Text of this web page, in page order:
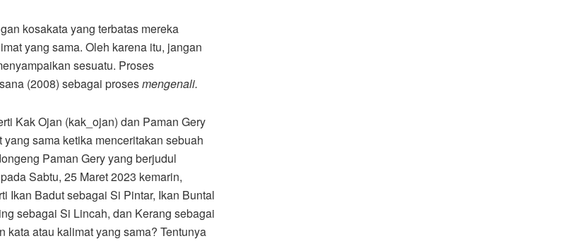
kosakata yang terbatas mereka
yang sama. Oleh karena itu, jangan
sesuatu. Proses
(2008) sebagai prosesmengenali.
Kak Ojan (kak_ojan) dan Paman Gery
sama ketika menceritakan sebuah
Paman Gery yang berjudul
Sabtu, 25 Maret 2023 kemarin,
Ikan Badut sebagai Si Pintar, Ikan Buntal
sebagai Si Lincah, dan Kerang sebagai
atau kalimat yang sama? Tentunya